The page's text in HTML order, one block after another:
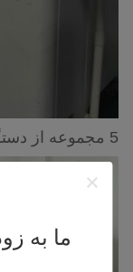
ما به
5 مجموعه از دستگاه های لحیم کاری Reflow.